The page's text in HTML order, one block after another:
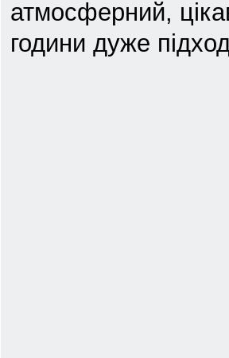
атмосферний,
години дуже